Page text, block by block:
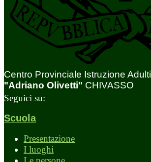
Centro Provinciale Istruzione Adulti
"Adriano Olivetti" CHIVASSO
Seguici su:
Scuola
Presentazione
I luoghi